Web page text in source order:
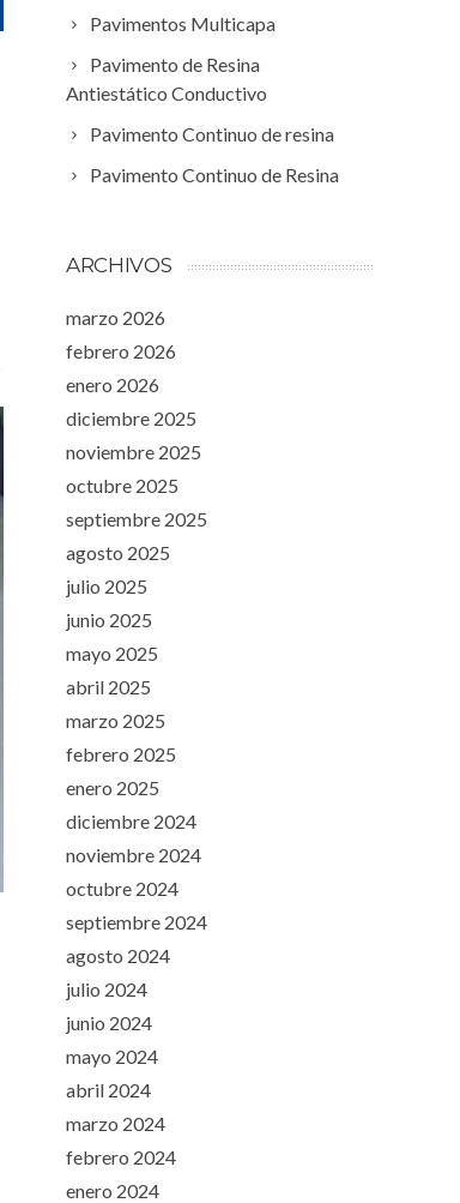
Pavimentos Multicapa
Pavimento de Resina
Antiestático Conductivo
Pavimento Continuo de resina
Pavimento Continuo de Resina
ARCHIVOS
marzo 2026
febrero 2026
enero 2026
diciembre 2025
noviembre 2025
octubre 2025
septiembre 2025
agosto 2025
julio 2025
junio 2025
mayo 2025
abril 2025
marzo 2025
febrero 2025
enero 2025
diciembre 2024
noviembre 2024
octubre 2024
septiembre 2024
agosto 2024
julio 2024
junio 2024
mayo 2024
abril 2024
marzo 2024
febrero 2024
enero 2024